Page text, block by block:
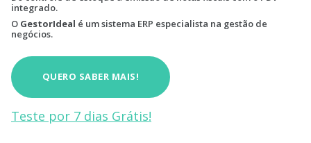
integrado.
O GestorIdeal é um sistema ERP especialista na gestão de
negócios.
QUERO SABER MAIS!
Teste por 7 dias Grátis!